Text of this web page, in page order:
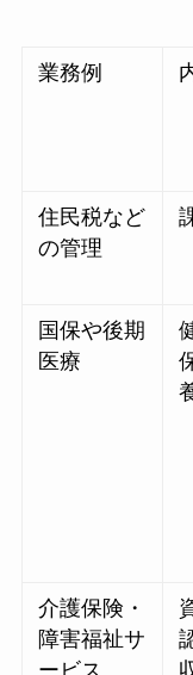
業務例
住民税など
の管理
国保や後期
医療
介護保険・
障害福祉サ
ービス